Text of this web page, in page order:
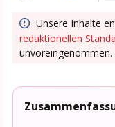
Unsere Inhalte
redaktionellen
unvoreingenommen.